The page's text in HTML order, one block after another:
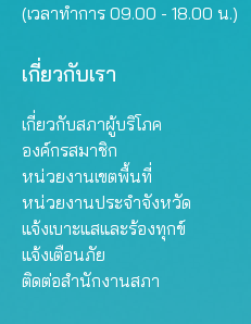
(เวลาทำการ 09.00 - 18.00 น.)
เกี่ยวกับเรา
เกี่ยวกับสภาผู้บริโภค
องค์กรสมาชิก
หน่วยงานเขตพื้นที่
หน่วยงานประจำจังหวัด
แจ้งเบาะแสและร้องทุกข์
แจ้งเตือนภัย
ติดต่อสำนักงานสภา